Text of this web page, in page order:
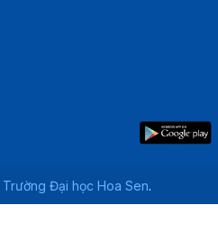
Trường Đại học Hoa Sen.